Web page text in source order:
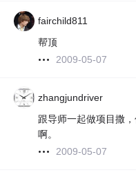
fairchild811
帮顶
2009-05-07
zhangjundriver
跟导师一起做项目撒
啊。
2009-05-07